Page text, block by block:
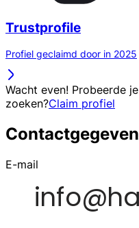
Trustprofile
Profiel geclaimd door in 2025
Wacht even! Probeerde
zoeken?Claim profiel
E-mail